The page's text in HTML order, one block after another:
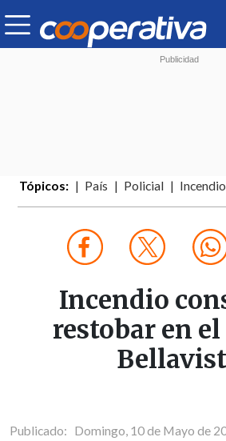
Tópicos: País Policial
Incendio
restobar en
Publicado: Domingo, 10 de Mayo de